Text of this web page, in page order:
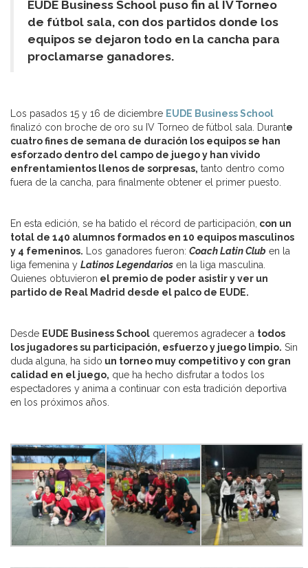
EUDE Business School puso fin al IV Torneo
de fútbol sala, con dos partidos donde los
equipos se dejaron todo en la cancha para
proclamarse ganadores.
Los pasados 15 y 16 de diciembre EUDE Business School
finalizó con broche de oro su IV Torneo de fútbol sala. Durante
cuatro fines de semana de duración los equipos se han
esforzado dentro del campo de juego y han vivido
enfrentamientos llenos de sorpresas, tanto dentro como
fuera de la cancha, para finalmente obtener el primer puesto.
En esta edición, se ha batido el récord de participación, con un
total de 140 alumnos formados en 10 equipos masculinos
y 4 femeninos. Los ganadores fueron: Coach Latin Club en la
liga femenina y Latinos Legendarios en la liga masculina.
Quienes obtuvieron el premio de poder asistir y ver un
partido de Real Madrid desde el palco de EUDE.
Desde EUDE Business School queremos agradecer a todos
los jugadores su participación, esfuerzo y juego limpio. Sin
duda alguna, ha sido un torneo muy competitivo y con gran
calidad en el juego, que ha hecho disfrutar a todos los
espectadores y anima a continuar con esta tradición deportiva
en los próximos años.